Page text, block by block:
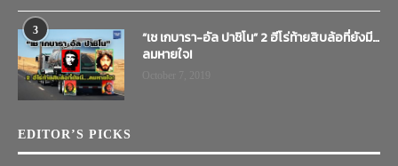
3
“เช เกบารา-อัล ปาชิโน” 2 ฮีโร่ท้ายสิบล้อที่ยังมี…
ลมหายใจ!
EDITOR’S PICKS